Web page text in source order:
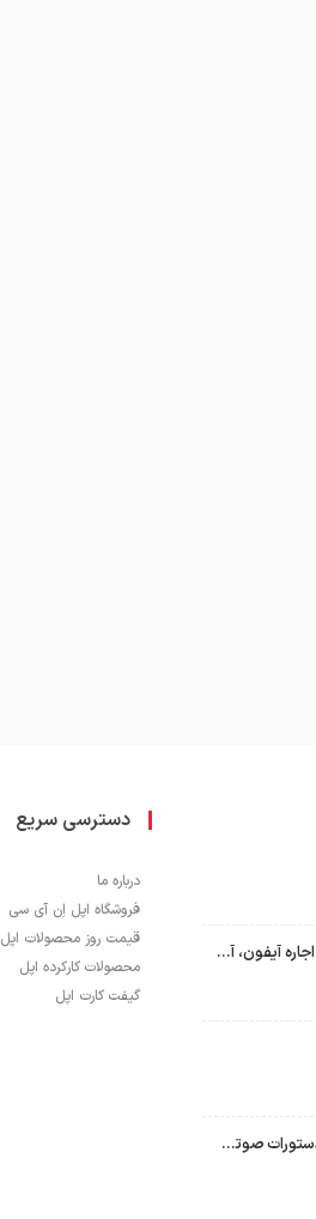
برنامه Apple Upgrade معرفی شد؛ شرایط اپل برای اجاره آیفون، آیپد، مک و اپل واچ
نسخه مک گوگل Gemini با قابلیت تحلیل صفحه و دستورات صوتی در به‌روزرسانی جدید
دسترسی سریع
درباره ما
فروشگاه اپل اِن آی سی
قیمت روز محصولات اپل
محصولات کارکرده اپل
گیفت کارت اپل